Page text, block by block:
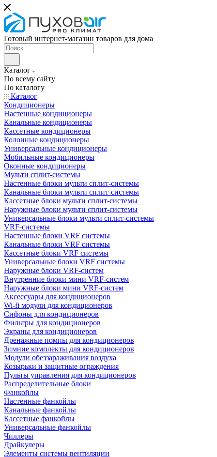
Готовый интернет-магазин товаров для дома
Каталог
По всему сайту
По каталогу
Каталог
Кондиционеры
Настенные кондиционеры
Канальные кондиционеры
Кассетные кондиционеры
Колонные кондиционеры
Универсальные кондиционеры
Мобильные кондиционеры
Оконные кондиционеры
Мульти сплит-системы
Настенные блоки мульти сплит-системы
Канальные блоки мульти сплит-системы
Кассетные блоки мульти сплит-системы
Наружные блоки мульти сплит-системы
Универсальные блоки мульти сплит-системы
VRF-системы
Настенные блоки VRF системы
Канальные блоки VRF системы
Кассетные блоки VRF системы
Универсальные блоки VRF системы
Наружные блоки VRF-систем
Внутренние блоки мини VRF-систем
Наружные блоки мини VRF-систем
Аксессуары для кондиционеров
Wi-fi модули для кондиционеров
Сифоны для кондиционеров
Фильтры для кондиционеров
Экраны для кондиционеров
Дренажные помпы для кондиционеров
Зимние комплекты для кондиционеров
Модули обеззараживания воздуха
Козырьки и защитные ограждения
Пульты управления для кондиционеров
Распределительные блоки
Фанкойлы
Настенные фанкойлы
Канальные фанкойлы
Кассетные фанкойлы
Универсальные фанкойлы
Чиллеры
Драйкулеры
Элементы системы вентиляции